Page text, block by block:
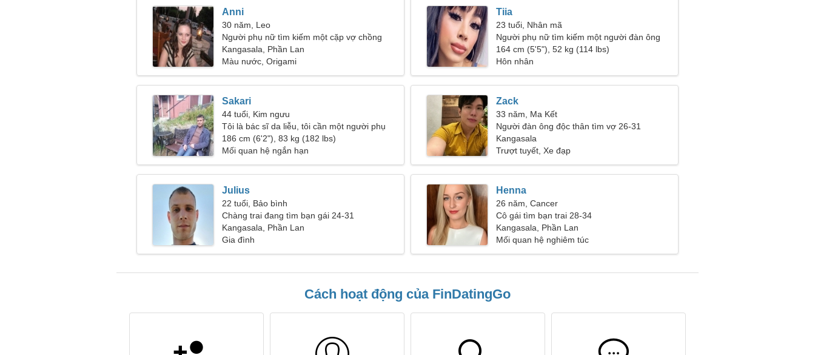
Anni
30 năm, Leo
Người phụ nữ tìm kiếm một cặp vợ chồng
Kangasala, Phần Lan
Màu nước, Origami
Tiia
23 tuổi, Nhân mã
Người phụ nữ tìm kiếm một người đàn ông
29-35
164 cm (5'5"), 52 kg (114 lbs)
Hôn nhân
Sakari
44 tuổi, Kim ngưu
Tôi là bác sĩ da liễu, tôi cần một người phụ
nữ mát mẻ
186 cm (6'2"), 83 kg (182 lbs)
Mối quan hệ ngắn hạn
Zack
33 năm, Ma Kết
Người đàn ông độc thân tìm vợ 26-31
Kangasala
Trượt tuyết, Xe đạp
Julius
22 tuổi, Bảo bình
Chàng trai đang tìm bạn gái 24-31
Kangasala, Phần Lan
Gia đình
Henna
26 năm, Cancer
Cô gái tìm bạn trai 28-34
Kangasala, Phần Lan
Mối quan hệ nghiêm túc
Cách hoạt động của FinDatingGo